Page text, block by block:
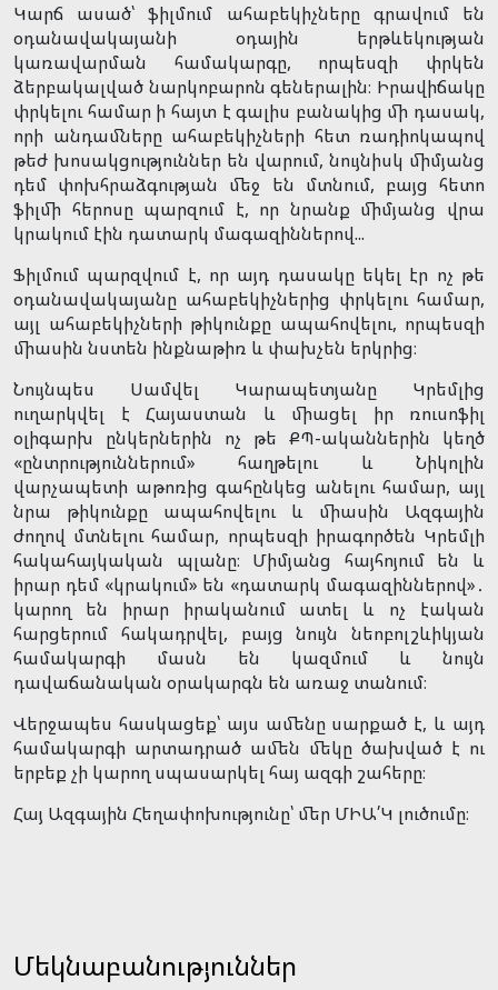
Կարճ ասած՝ ֆիլմում ահաբեկիչները գրավում են
օդանավակայանի օդային երթևեկության
կառավարման համակարգը, որպեսզի փրկեն
ձերբակալված նարկոբարոն գեներալին։ Իրավիճակը
փրկելու համար ի հայտ է գալիս բանակից մի դասակ,
որի անդամները ահաբեկիչների հետ ռադիոկապով
թեժ խոսակցություններ են վարում, նույնիսկ միմյանց
դեմ փոխհրաձգության մեջ են մտնում, բայց հետո
ֆիլմի հերոսը պարզում է, որ նրանք միմյանց վրա
կրակում էին դատարկ մագազիններով...
Ֆիլմում պարզվում է, որ այդ դասակը եկել էր ոչ թե
օդանավակայանը ահաբեկիչներից փրկելու համար,
այլ ահաբեկիչների թիկունքը ապահովելու, որպեսզի
միասին նստեն ինքնաթիռ և փախչեն երկրից։
Նույնպես Սամվել Կարապետյանը Կրեմլից
ուղարկվել է Հայաստան և միացել իր ռուսոֆիլ
օլիգարխ ընկերներին ոչ թե ՔՊ-ականներին կեղծ
«ընտրություններում» հաղթելու և Նիկոլին
վարչապետի աթոռից գահընկեց անելու համար, այլ
նրա թիկունքը ապահովելու և միասին Ազգային
ժողով մտնելու համար, որպեսզի իրագործեն Կրեմլի
հակահայկական պլանը։ Միմյանց հայհոյում են և
իրար դեմ «կրակում» են «դատարկ մագազիններով»․
կարող են իրար իրականում ատել և ոչ էական
հարցերում հակադրվել, բայց նույն նեոբոլշևիկյան
համակարգի մասն են կազմում և նույն
դավաճանական օրակարգն են առաջ տանում։
Վերջապես հասկացեք՝ այս ամենը սարքած է, և այդ
համակարգի արտադրած ամեն մեկը ծախված է ու
երբեք չի կարող սպասարկել հայ ազգի շահերը։
Հայ Ազգային Հեղափոխությունը՝ մեր ՄԻԱ՛Կ լուծումը։
Մեկնաբանություններ